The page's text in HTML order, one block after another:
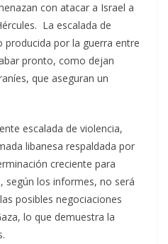
con atacar a Israel a
La escalada de
por la guerra entre
pronto, como dejan
que aseguran un
escalada de violencia,
libanesa respaldada por
creciente para
según los informes, no será
posibles negociaciones
lo que demuestra la